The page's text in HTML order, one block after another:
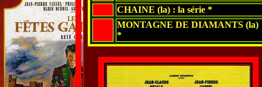
CHAINE (la) : la série *
MONTAGNE DE DIAMANTS (la)
*